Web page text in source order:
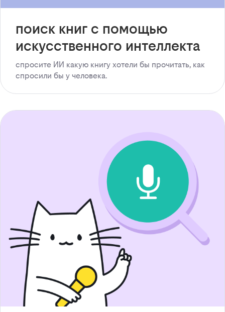
поиск книг с помощью
искусственного интеллекта
спросите ИИ какую книгу хотели бы прочитать, как
спросили бы у человека.